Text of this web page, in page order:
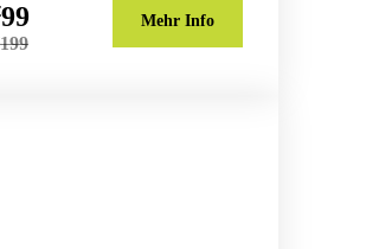
99
199
Mehr Info